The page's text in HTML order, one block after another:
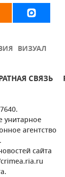
ВИЗУАЛ
СВЯЗЬ
унитарное
агентство
сайта